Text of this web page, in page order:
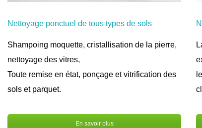
Nettoyage ponctuel de tous types de sols
Shampoing moquette, cristallisation de la pierre,
nettoyage des vitres,
Toute remise en état, ponçage et vitrification des
sols et parquet.
En savoir plus